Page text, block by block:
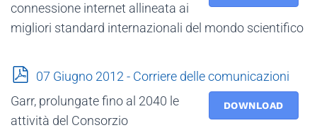
connessione internet allineata ai
migliori standard internazionali del mondo scientifico
p
f
07 Giugno 2012 - Corriere delle comunicazioni
DOWNLOAD
Garr, prolungate fino al 2040 le
attività del Consorzio